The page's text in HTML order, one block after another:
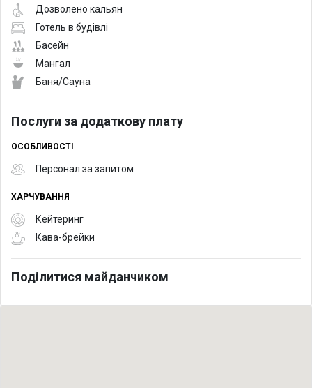
Дозволено кальян
Готель в будівлі
Басейн
Мангал
Баня/Сауна
Послуги за додаткову плату
ОСОБЛИВОСТІ
Персонал за запитом
ХАРЧУВАННЯ
Кейтеринг
Кава-брейки
Поділитися майданчиком